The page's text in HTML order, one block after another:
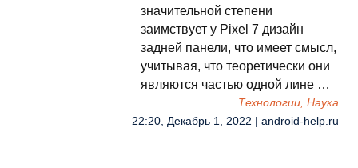
значительной степени
заимствует у Pixel 7 дизайн
задней панели, что имеет смысл,
учитывая, что теоретически они
являются частью одной лине …
Технологии, Наука
22:20, Декабрь 1, 2022 | android-help.ru